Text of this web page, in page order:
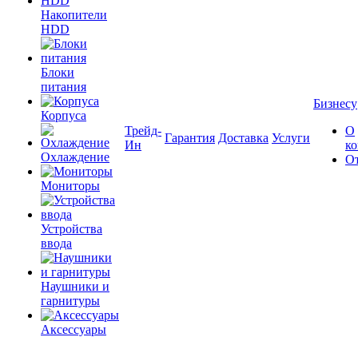
Накопители
HDD
Блоки
питания
Корпуса
Охлаждение
Мониторы
Устройства
ввода
Наушники и
гарнитуры
Аксессуары
Трейд-
Ин
Гарантия Доставка Услуги
Бизнесу
О